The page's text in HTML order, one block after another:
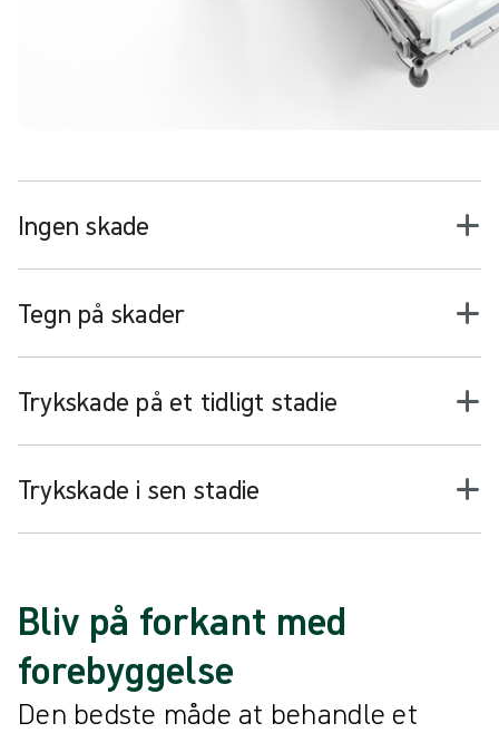
Ingen skade
Tegn på skader
Trykskade på et tidligt stadie
Trykskade i sen stadie
Bliv på forkant med
forebyggelse
Den bedste måde at behandle et